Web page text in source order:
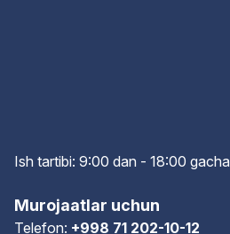
Ish tartibi: 9:00 dan - 18:00 gacha
Murojaatlar uchun
Telefon: +998 71 202-10-12